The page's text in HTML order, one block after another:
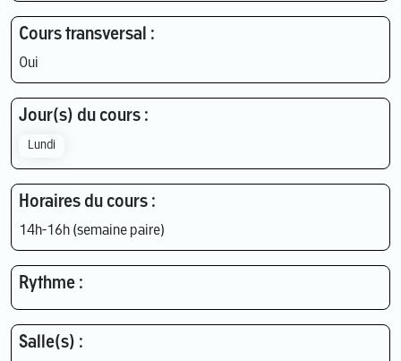
Cours transversal :
Oui
Jour(s) du cours :
Lundi
Horaires du cours :
14h-16h (semaine paire)
Rythme :
Salle(s) :